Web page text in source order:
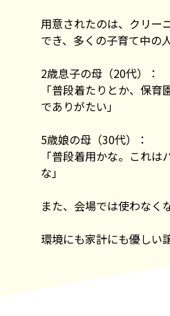
用意されたのは、クリー
でき、多くの子育て中の
2歳息子の母（20代）：
「普段着たりとか、保
でありがたい」
5歳娘の母（30代）：
「普段着用かな。これ
な」
また、会場では使わなく
環境にも家計にも優しい